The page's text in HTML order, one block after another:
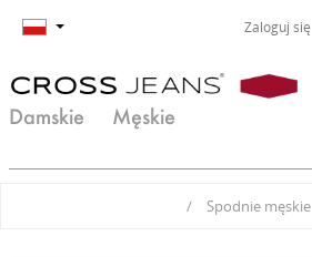
Zaloguj się
Damskie Męskie
Jeansy damskie
Jeansy męskie
/ Spodnie męskie